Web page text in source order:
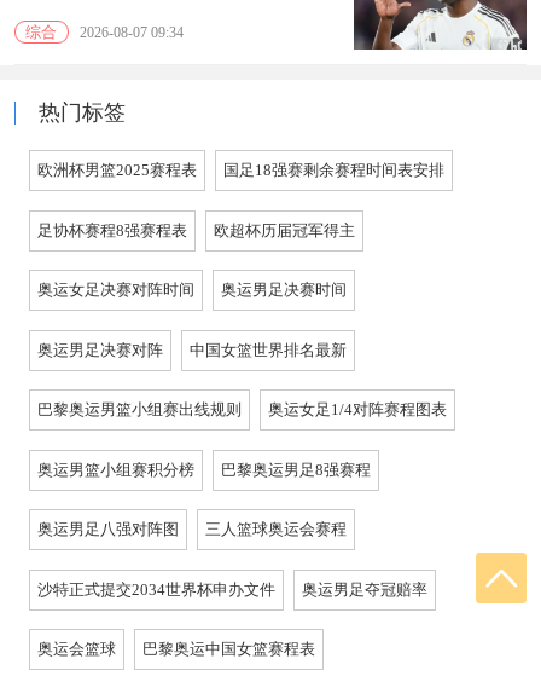
综合 2026-08-07 09:34
热门标签
欧洲杯男篮2025赛程表 国足18强赛剩余赛程时间表安排
足协杯赛程8强赛程表 欧超杯历届冠军得主
奥运女足决赛对阵时间 奥运男足决赛时间
奥运男足决赛对阵 中国女篮世界排名最新
巴黎奥运男篮小组赛出线规则 奥运女足1/4对阵赛程图表
奥运男篮小组赛积分榜 巴黎奥运男足8强赛程
奥运男足八强对阵图 三人篮球奥运会赛程
沙特正式提交2034世界杯申办文件 奥运男足夺冠赔率
奥运会篮球 巴黎奥运中国女篮赛程表